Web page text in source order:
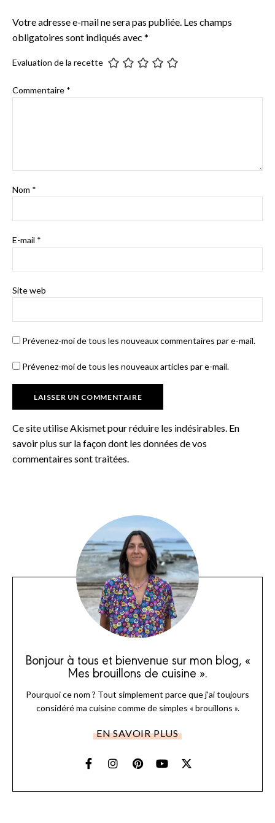
Votre adresse e-mail ne sera pas publiée. Les champs
obligatoires sont indiqués avec *
Evaluation de la recette
Commentaire *
Nom *
E-mail *
Site web
Prévenez-moi de tous les nouveaux commentaires par e-mail.
Prévenez-moi de tous les nouveaux articles par e-mail.
Ce site utilise Akismet pour réduire les indésirables. En
savoir plus sur la façon dont les données de vos
commentaires sont traitées.
Bonjour à tous et bienvenue sur mon blog, «
Mes brouillons de cuisine ».
Pourquoi ce nom ? Tout simplement parce que j'ai toujours
considéré ma cuisine comme de simples « brouillons ».
EN SAVOIR PLUS